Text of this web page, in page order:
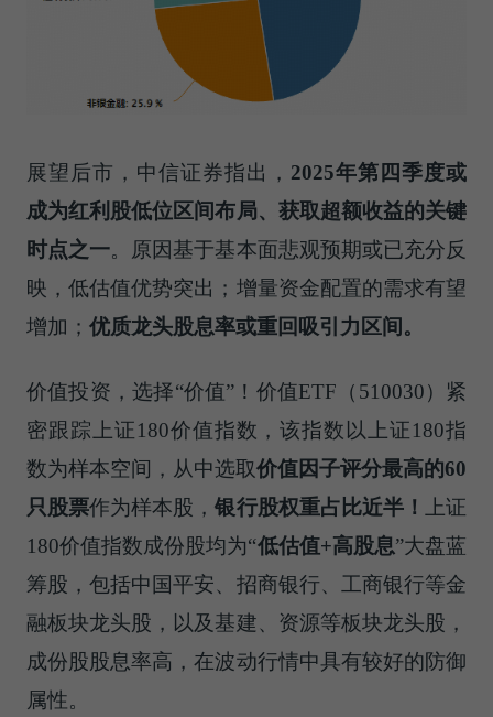
展望后市，中信证券指出， 2025年第四季度或
成为红利股低位区间布局、获取超额收益的关键
时点之一。原因基于基本面悲观预期或已充分反
映，低估值优势突出；增量资金配置的需求有望
增加； 优质龙头股息率或重回吸引力区间。
价值投资，选择“价值”！价值ETF（510030）紧
密跟踪上证180价值指数，该指数以上证180指
数为样本空间，从中选取价值因子评分最高的60
只股票作为样本股，银行股权重占比近半！
上证
180价值指数成份股均为“低估值+高股息”大盘蓝
筹股，包括中国平安、招商银行、工商银行等金
融板块龙头股，以及基建、资源等板块龙头股，
成份股股息率高，在波动行情中具有较好的防御
属性。